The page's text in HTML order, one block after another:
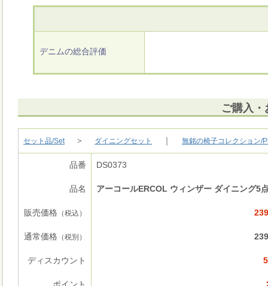
デニムの総合評価
ご購入
セット品/Set＞ ダイニングセット 無銘の椅子コレクション/
品番 DS0373
品名 アーコールERCOL ウィンザー ダイニング5
販売価格 （税込）
通常価格 （税別）
ディスカウント